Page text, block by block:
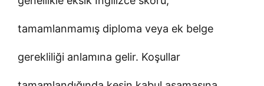
tamamlanmamış diploma veya ek belge
gerekliliği anlamına gelir. Koşullar